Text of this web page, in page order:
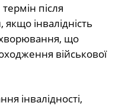
після
інвалідність
що
військової
інвалідності,